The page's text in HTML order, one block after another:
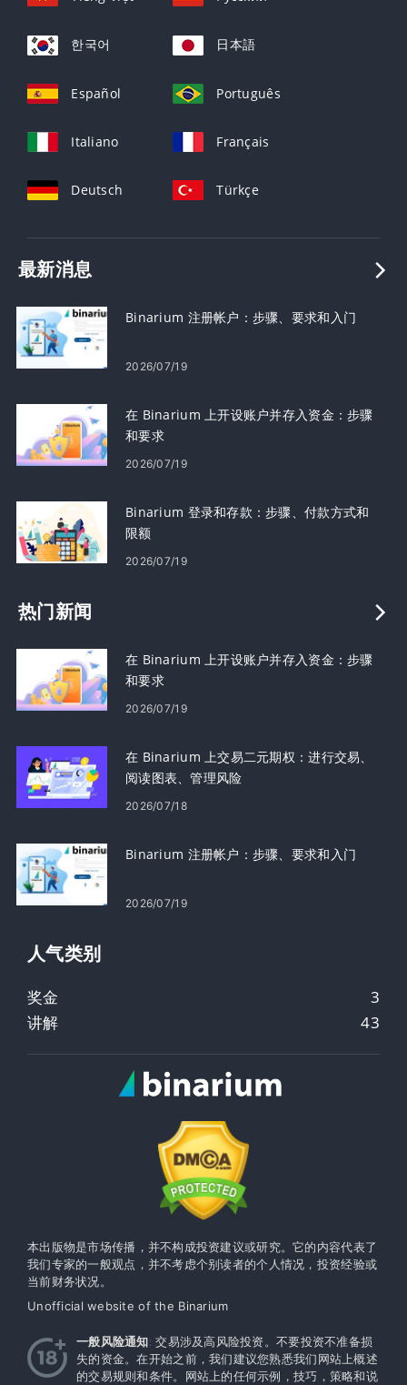
한국어 日本語
Español Português
Italiano Français
Deutsch Türkçe
最新消息
Binarium 注册帐户：步骤、要求和入门
2026/07/19
在 Binarium 上开设账户并存入资金：步骤
和要求
2026/07/19
Binarium 登录和存款：步骤、付款方式和
限额
2026/07/19
热门新闻
在 Binarium 上开设账户并存入资金：步骤
和要求
2026/07/19
在 Binarium 上交易二元期权：进行交易、
阅读图表、管理风险
2026/07/18
Binarium 注册帐户：步骤、要求和入门
2026/07/19
人气类​​别
奖金
3
讲解
43
本出版物是市场传播，并不构成投资建议或研究。它的内容代表了
我们专家的一般观点，并不考虑个别读者的个人情况，投资经验或
当前财务状况。
Unofficial website of the Binarium
一般风险通知: 交易涉及高风险投资。不要投资不准备损
失的资金。在开始之前，我们建议您熟悉我们网站上概述
的交易规则和条件。网站上的任何示例，技巧，策略和说